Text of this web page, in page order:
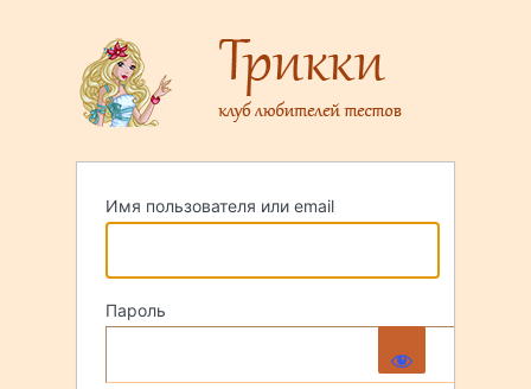
Имя пользователя или email
Пароль